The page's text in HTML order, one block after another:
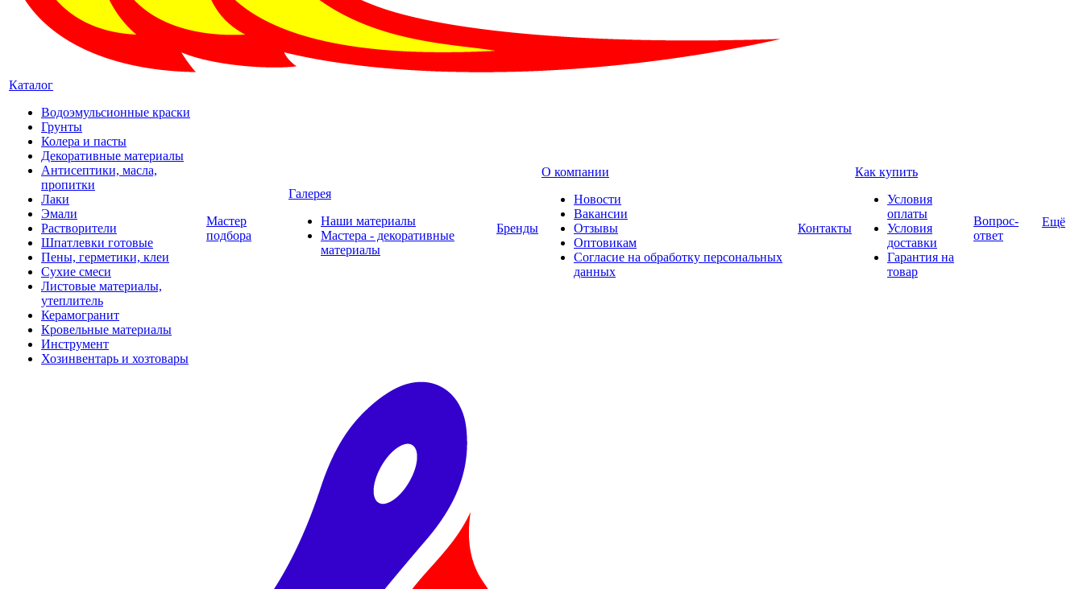
Каталог
Водоэмульсионные краски
Грунты
Колера и пасты
Декоративные материалы
Антисептики, масла,
пропитки
Лаки
Эмали
Растворители
Шпатлевки готовые
Пены, герметики, клеи
Сухие смеси
Листовые материалы,
утеплитель
Керамогранит
Кровельные материалы
Инструмент
Хозинвентарь и хозтовары
Мастер
подбора
Галерея
Наши материалы
Мастера - декоративные
материалы
Бренды
О компании
Новости
Вакансии
Отзывы
Оптовикам
Cогласие на обработку персональных
данных
Контакты
Как купить
Условия
оплаты
Условия
доставки
Гарантия на
товар
Вопрос-
ответ
Ещё